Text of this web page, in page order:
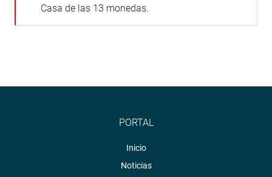
Casa de las 13 monedas.
PORTAL
Inicio
Noticias